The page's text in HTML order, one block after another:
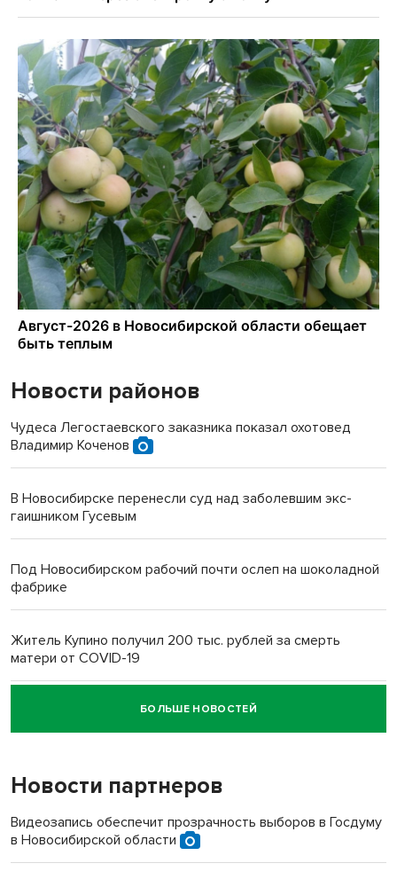
Новости районов
Чудеса Легостаевского заказника показал охотовед
Владимир Коченов
В Новосибирске перенесли суд над заболевшим экс-
гаишником Гусевым
Под Новосибирском рабочий почти ослеп на шоколадной
фабрике
Житель Купино получил 200 тыс. рублей за смерть
матери от COVID-19
Новосибирский суд наказал водителя за смерть
пенсионерки на вокзале
БОЛЬШЕ НОВОСТЕЙ
Новости партнеров
Видеозапись обеспечит прозрачность выборов в Госдуму
в Новосибирской области